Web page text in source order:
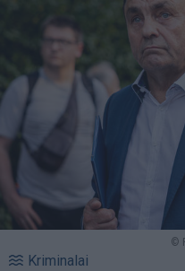
©
Kriminalai